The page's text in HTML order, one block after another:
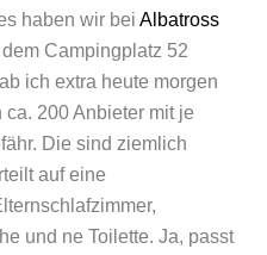
haben wir beiAlbatross
Campingplatz 52
ich extra heute morgen
200 Anbieter mit je
Die sind ziemlich
auf eine
und ne Toilette. Ja, passt